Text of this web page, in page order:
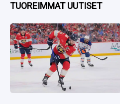
TUOREIMMAT UUTISET